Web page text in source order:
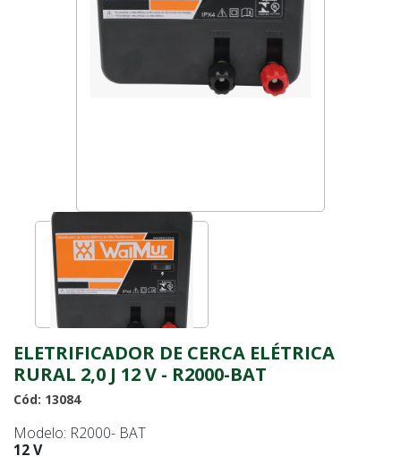
ELETRIFICADOR DE CERCA ELÉTRICA
RURAL 2,0 J 12 V - R2000-BAT
Cód: 13084
Modelo: R2000- BAT
12 V